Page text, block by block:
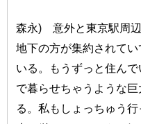
森永) 意外と東京駅周辺
地下の方が集約されて
いる。もうずっと住ん
で暮らせちゃうような
る。私もしょっちゅう